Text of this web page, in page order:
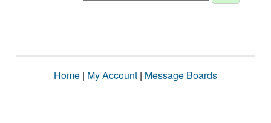
Home | My Account | Message Boards